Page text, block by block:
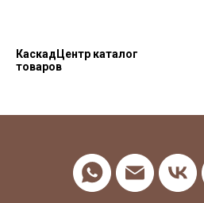
КаскадЦентр каталог
товаров